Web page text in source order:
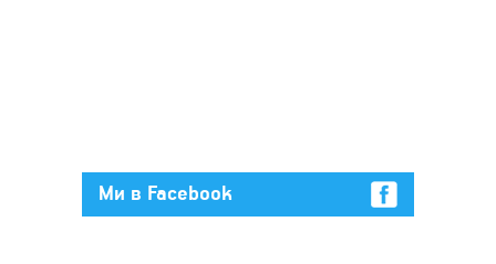
Ми в Facebook